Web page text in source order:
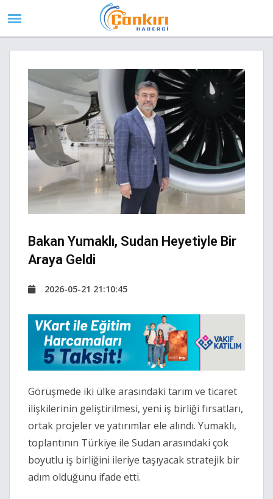
Bakan Yumaklı, Sudan Heyetiyle Bir
Araya Geldi
2026-05-21 21:10:45
Görüşmede iki ülke arasındaki tarım ve ticaret
ilişkilerinin geliştirilmesi, yeni iş birliği fırsatları,
ortak projeler ve yatırımlar ele alındı. Yumaklı,
toplantının Türkiye ile Sudan arasındaki çok
boyutlu iş birliğini ileriye taşıyacak stratejik bir
adım olduğunu ifade etti.